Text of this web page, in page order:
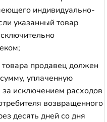
индивидуально-
указанный товар
товара продавец должен
уплаченную
за исключением расходов
возвращенного
десять дней со дня